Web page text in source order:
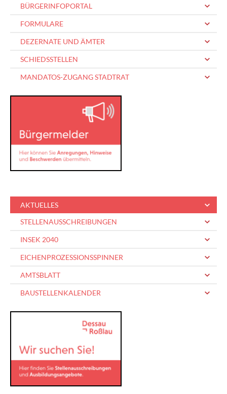
BÜRGERINFOPORTAL
FORMULARE
DEZERNATE UND ÄMTER
SCHIEDSSTELLEN
MANDATOS-ZUGANG STADTRAT
AKTUELLES
STELLENAUSSCHREIBUNGEN
INSEK 2040
EICHENPROZESSIONSSPINNER
AMTSBLATT
BAUSTELLENKALENDER